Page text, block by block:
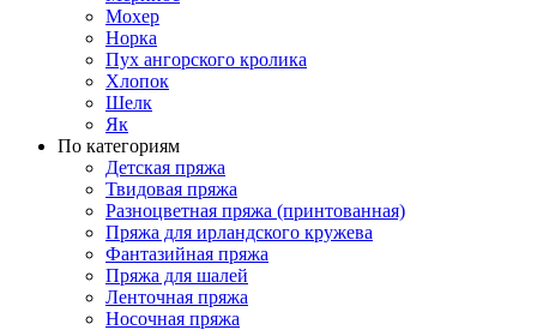
Мохер
Норка
Пух ангорского кролика
Хлопок
Шелк
Як
По категориям
Детская пряжа
Твидовая пряжа
Разноцветная пряжа (принтованная)
Пряжа для ирландского кружева
Фантазийная пряжа
Пряжа для шалей
Ленточная пряжа
Носочная пряжа